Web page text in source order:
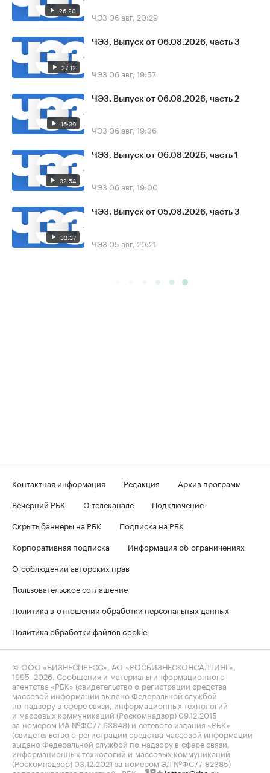
26:20 ЧЭЗ 06 авг, 20:29
27:12
ЧЭЗ. Выпуск от 06.08.2026, часть 3
ЧЭЗ 06 авг, 19:57
16:39
ЧЭЗ. Выпуск от 06.08.2026, часть 2
ЧЭЗ 06 авг, 19:36
32:54
ЧЭЗ. Выпуск от 06.08.2026, часть 1
ЧЭЗ 06 авг, 19:00
33:37
ЧЭЗ. Выпуск от 05.08.2026, часть 3
ЧЭЗ 05 авг, 20:21
Контактная информация Редакция
Архив программ
Вечерний РБК
О телеканале
Подключение
Скрыть баннеры на РБК
Подписка на РБК
Корпоративная подписка
Информация об ограничениях
О соблюдении авторских прав
Пользовательское соглашение
Политика в отношении обработки персональных данных
Политика обработки файлов cookie
© ООО «БИЗНЕСПРЕСС», АО «РОСБИЗНЕСКОНСАЛТИНГ»,
1995–2026 . Сообщения и материалы информационного
агентства «РБК» (свидетельство о регистрации средства
массовой информации выдано Федеральной службой
по надзору в сфере связи, информационных технологий
и массовых коммуникаций (Роскомнадзор) 09.12.2015
за номером ИА №ФС77-63848) и сетевого издания «РБК»
(свидетельство о регистрации средства массовой информации
выдано Федеральной службой по надзору в сфере связи,
информационных технологий и массовых коммуникаций
(Роскомнадзор) 03.12.2021 за номером ЭЛ №ФС77-82385)